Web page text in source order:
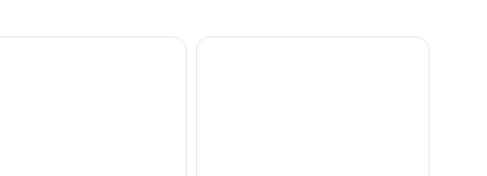
de la región de los lagos de Salzkammergut, St. Wolfgang y Salzburgo
Excursión de un día al castillo de